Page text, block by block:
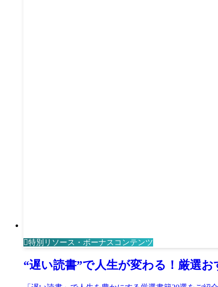
特別リソース・ボーナスコンテンツ
“遅い読書”で人生が変わる！厳選お